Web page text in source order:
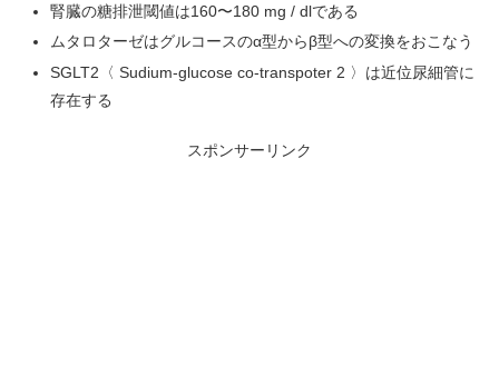
腎臓の糖排泄閾値は160〜180 mg / dlである
ムタロターゼはグルコースのα型からβ型への変換をおこなう
SGLT2〈 Sudium-glucose co-transpoter 2 〉は近位尿細管に
存在する
スポンサーリンク